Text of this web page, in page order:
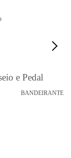
e Pedal
BANDEIRANTE